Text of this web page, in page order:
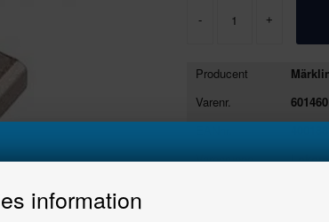
information
- +
Producent
Varenr.
601460
Varegruppe